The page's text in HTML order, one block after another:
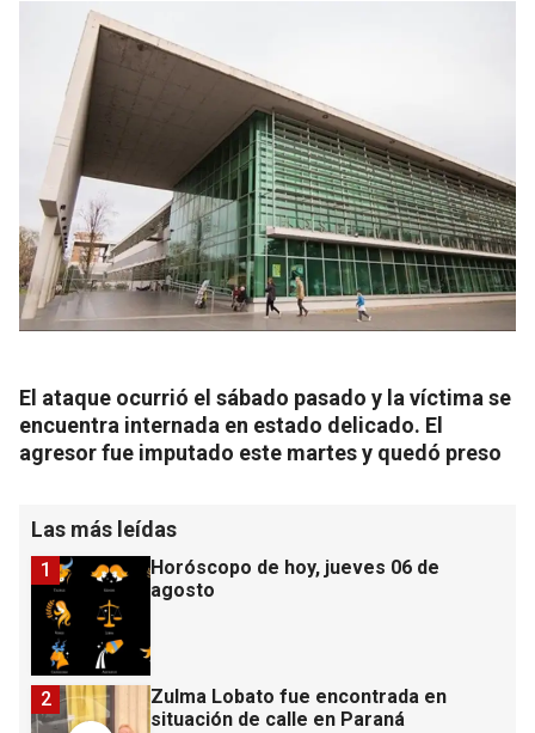
El ataque ocurrió el sábado pasado y la víctima se
encuentra internada en estado delicado. El
agresor fue imputado este martes y quedó preso
Las más leídas
Horóscopo de hoy, jueves 06 de
agosto
1
Zulma Lobato fue encontrada en
situación de calle en Paraná
2